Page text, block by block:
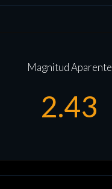
Magnitud Aparente